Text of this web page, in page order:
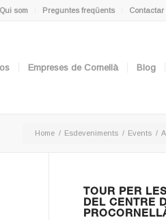
Qui som Preguntes freqüents Contactar
Empreses de Cornellà Blog
Home / Esdeveniments / Events /
TOUR PER
DEL CENTRE